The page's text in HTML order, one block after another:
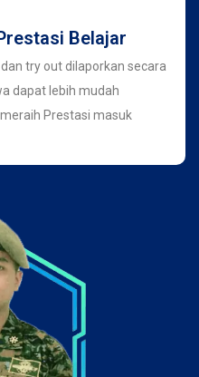
Belajar
try out dilaporkan secara
dapat lebih mudah
Prestasi masuk